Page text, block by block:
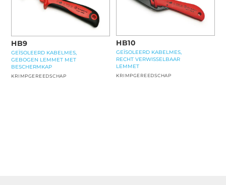
HB9
GEÏSOLEERD KABELMES,
GEBOGEN LEMMET MET
BESCHERMKAP
KRIMPGEREEDSCHAP
HB10
GEÏSOLEERD KABELMES,
RECHT VERWISSELBAAR
LEMMET
KRIMPGEREEDSCHAP